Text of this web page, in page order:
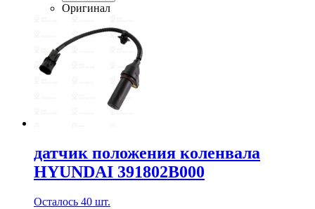
Оригинал
датчик положения коленвала
HYUNDAI 391802B000
Осталось 40 шт.